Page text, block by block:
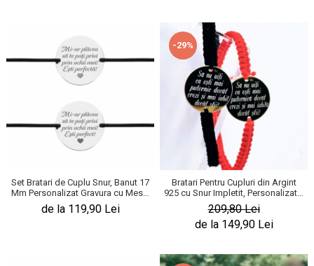
Set Bratari de Cuplu Snur, Banut 17
Mm Personalizat Gravura cu Mesaj
Argint 925
de la 119,90 Lei
-29%
Bratari Pentru Cupluri din Argint
925 cu Snur Impletit, Personalizate,
Gravura 17 Mm – Sa Nu Uiti!
209,80 Lei
de la 149,90 Lei